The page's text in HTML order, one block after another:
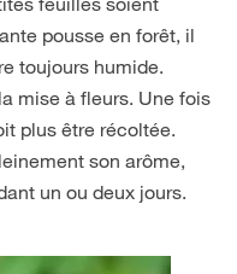
pousse en forêt, il
toujours humide.
mise à fleurs. Une fois
plus être récoltée.
son arôme,
un ou deux jours.